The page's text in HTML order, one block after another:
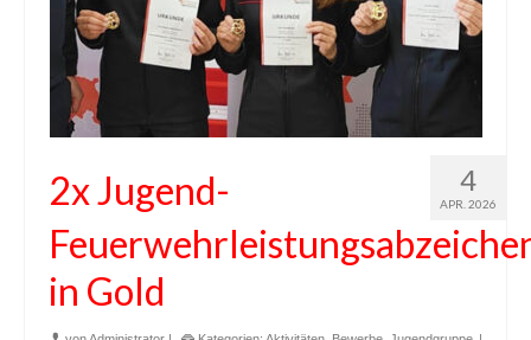
4
APR. 2026
2x Jugend-
in Gold